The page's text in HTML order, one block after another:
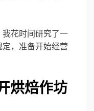
花时间研究了一
，准备开始经营
烘焙作坊